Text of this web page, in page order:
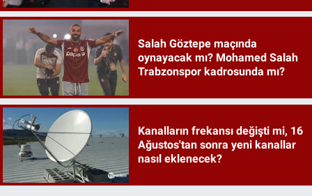
Salah Göztepe maçında
oynayacak mı? Mohamed Salah
Trabzonspor kadrosunda mı?
Kanalların frekansı değişti mi, 16
Ağustos'tan sonra yeni kanallar
nasıl eklenecek?